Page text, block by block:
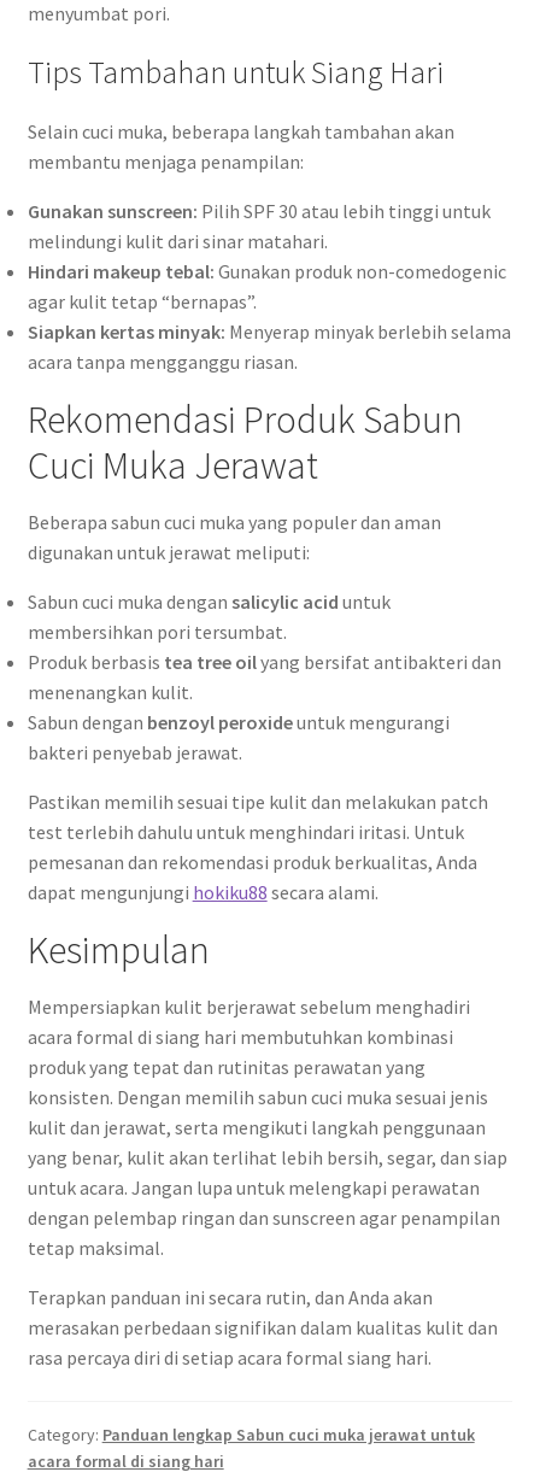
menyumbat pori.
Tips Tambahan untuk Siang Hari
Selain cuci muka, beberapa langkah tambahan akan
membantu menjaga penampilan:
Gunakan sunscreen: Pilih SPF 30 atau lebih tinggi untuk
melindungi kulit dari sinar matahari.
Hindari makeup tebal: Gunakan produk non-comedogenic
agar kulit tetap “bernapas”.
Siapkan kertas minyak: Menyerap minyak berlebih selama
acara tanpa mengganggu riasan.
Rekomendasi Produk Sabun
Cuci Muka Jerawat
Beberapa sabun cuci muka yang populer dan aman
digunakan untuk jerawat meliputi:
Sabun cuci muka dengan salicylic acid untuk
membersihkan pori tersumbat.
Produk berbasis tea tree oilyang bersifat antibakteri dan
menenangkan kulit.
Sabun dengan benzoyl peroxideuntuk mengurangi
bakteri penyebab jerawat.
Pastikan memilih sesuai tipe kulit dan melakukan patch
test terlebih dahulu untuk menghindari iritasi. Untuk
pemesanan dan rekomendasi produk berkualitas, Anda
dapat mengunjungi hokiku88 secara alami.
Kesimpulan
Mempersiapkan kulit berjerawat sebelum menghadiri
acara formal di siang hari membutuhkan kombinasi
produk yang tepat dan rutinitas perawatan yang
konsisten. Dengan memilih sabun cuci muka sesuai jenis
kulit dan jerawat, serta mengikuti langkah penggunaan
yang benar, kulit akan terlihat lebih bersih, segar, dan siap
untuk acara. Jangan lupa untuk melengkapi perawatan
dengan pelembap ringan dan sunscreen agar penampilan
tetap maksimal.
Terapkan panduan ini secara rutin, dan Anda akan
merasakan perbedaan signifikan dalam kualitas kulit dan
rasa percaya diri di setiap acara formal siang hari.
Category: Panduan lengkap Sabun cuci muka jerawat untuk
acara formal di siang hari